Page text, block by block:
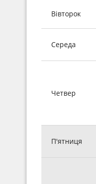
Вівторок
Середа
Четвер
П'ятниця